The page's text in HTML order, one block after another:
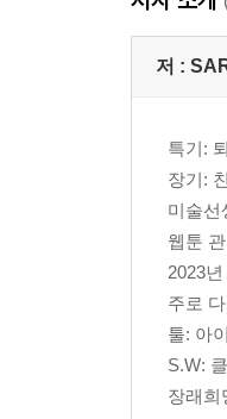
저 :
특기:
장기:
미술선
웹툰
2023
주로
툴: 아
S.W:
장래희